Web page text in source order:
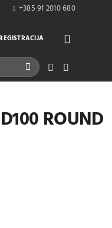
+385 91 2010 680
ROUND